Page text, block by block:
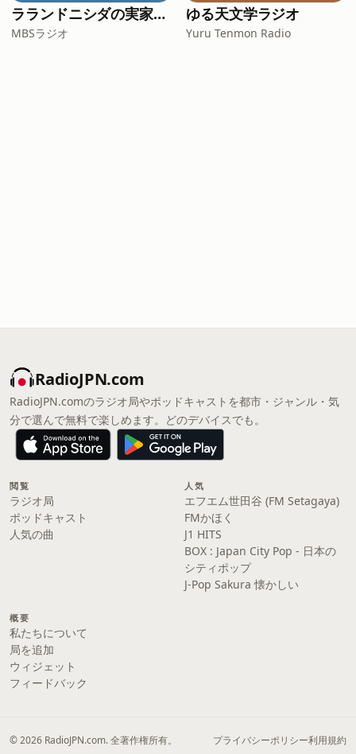
ラランドニシダの実家には帰らない
MBSラジオ
ゆる天文学ラジオ
Yuru Tenmon Radio
RadioJPN.com
RadioJPN.comのラジオ局やポッドキャストを都市・ジャンル・気
分で選んで無料で楽しめます。どのデバイスでも。
閲覧
ラジオ局
ポッドキャスト
人気の曲
人気
エフエム世田谷 (FM Setagaya)
FMかほく
J1 HITS
BOX : Japan City Pop - 日本の
シティポップ
J-Pop Sakura 懐かしい
概要
私たちについて
局を追加
ウィジェット
フィードバック
© 2026 RadioJPN.com. 全著作権所有。 プライバシーポリシー利用規約